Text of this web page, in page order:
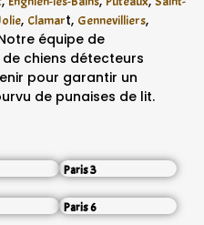
, Clamart, Gennevilliers,
équipe de
chiens détecteurs
pour garantir un
de punaises de lit.
Paris 3
Paris 6